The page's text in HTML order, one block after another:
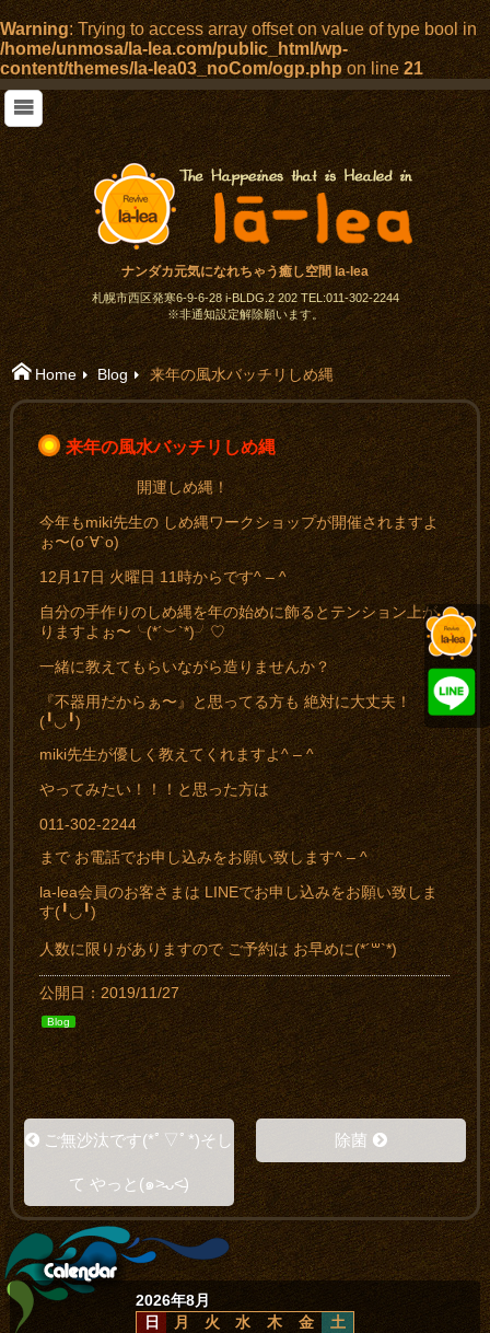
Warning: Trying to access array offset on value of type bool in
/home/unmosa/la-lea.com/public_html/wp-
content/themes/la-lea03_noCom/ogp.phpon line21
ナンダカ元気になれちゃう癒し空間 la-lea
札幌市西区発寒6-9-6-28 i-BLDG.2 202 TEL:011-302-2244
※非通知設定解除願います。
Home Blog 来年の風水バッチリしめ縄
来年の風水バッチリしめ縄
開運しめ縄！
今年もmiki先生の しめ縄ワークショップが開催されますよ
ぉ〜(о´∀`о)
12月17日 火曜日 11時からです^ – ^
自分の手作りのしめ縄を年の始めに飾るとテンション上が
りますよぉ〜╰(*´︶`*)╯♡
一緒に教えてもらいながら造りませんか？
『不器用だからぁ〜』と思ってる方も 絶対に大丈夫！
(╹◡╹)
miki先生が優しく教えてくれますよ^ – ^
やってみたい！！！と思った方は
011-302-2244
まで お電話でお申し込みをお願い致します^ – ^
la-lea会員のお客さまは LINEでお申し込みをお願い致しま
す(╹◡╹)
人数に限りがありますので ご予約は お早めに(*´꒳`*)
公開日：2019/11/27
Blog
ご無沙汰です(*ﾟ▽ﾟ*)そし
て やっと(๑˃̵ᴗ˂̵)
除菌
2026年8月
日
月 火 水 木 金
土